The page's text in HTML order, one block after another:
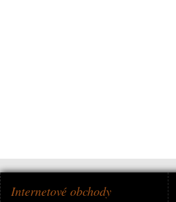
Internetové obchody